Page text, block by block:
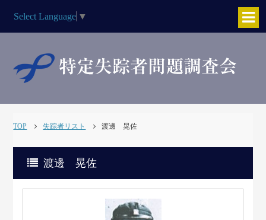
Select Language ▼
TOP 失踪者リスト 渡邊 晃佐
渡邊 晃佐